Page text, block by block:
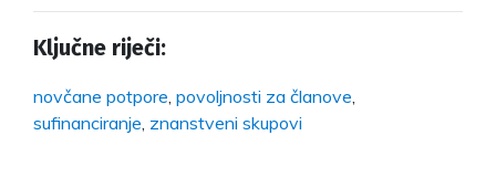
Ključne riječi:
novčane potpore povoljnosti za članove
sufinanciranje znanstveni skupovi